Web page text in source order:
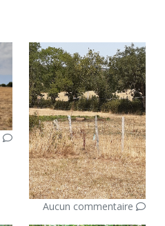
Aucun commentaire